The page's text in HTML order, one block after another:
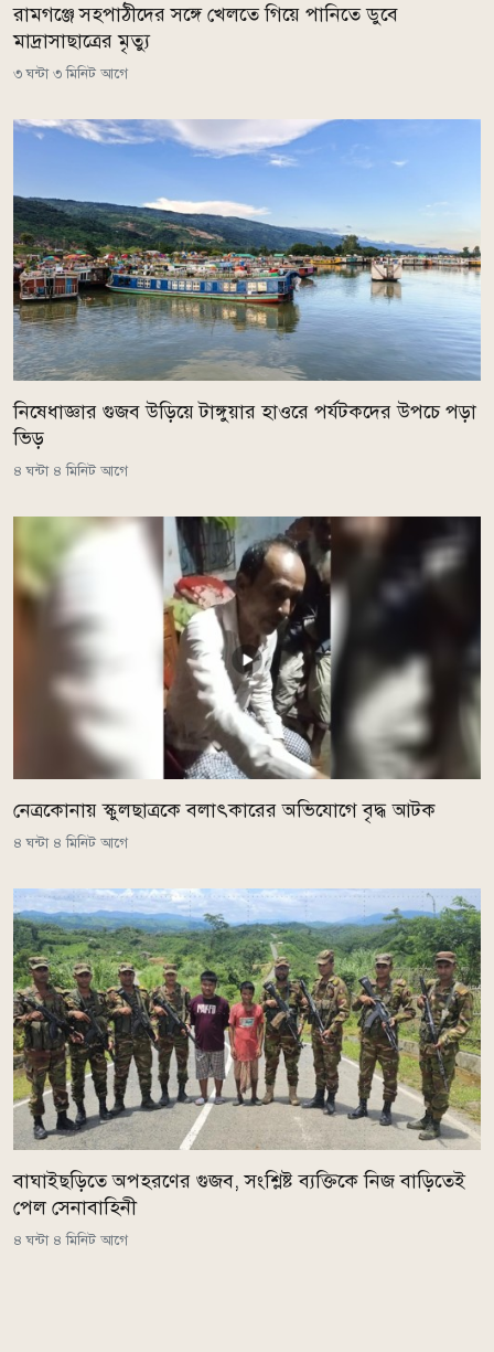
রামগঞ্জে সহপাঠীদের সঙ্গে খেলতে গিয়ে পানিতে ডুবে
মাদ্রাসাছাত্রের মৃত্যু
৩ ঘন্টা ৩ মিনিট আগে
নিষেধাজ্ঞার গুজব উড়িয়ে টাঙ্গুয়ার হাওরে পর্যটকদের উপচে পড়া
ভিড়
৪ ঘন্টা ৪ মিনিট আগে
নেত্রকোনায় স্কুলছাত্রকে বলাৎকারের অভিযোগে বৃদ্ধ আটক
৪ ঘন্টা ৪ মিনিট আগে
বাঘাইছড়িতে অপহরণের গুজব, সংশ্লিষ্ট ব্যক্তিকে নিজ বাড়িতেই
পেল সেনাবাহিনী
৪ ঘন্টা ৪ মিনিট আগে